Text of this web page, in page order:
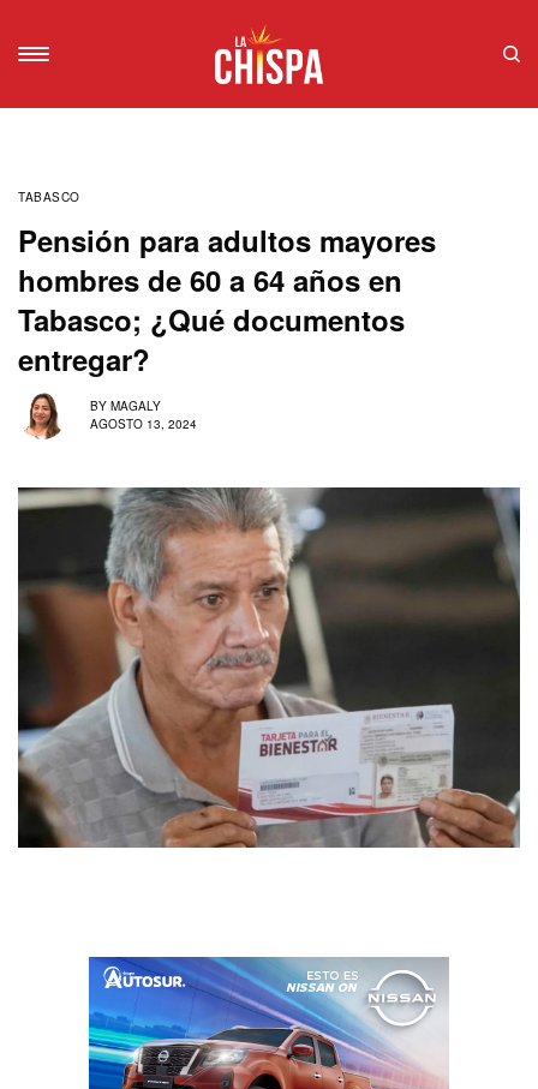
TABASCO
Pensión para adultos mayores
hombres de 60 a 64 años en
Tabasco; ¿Qué documentos
entregar?
BY MAGALY
AGOSTO 13, 2024